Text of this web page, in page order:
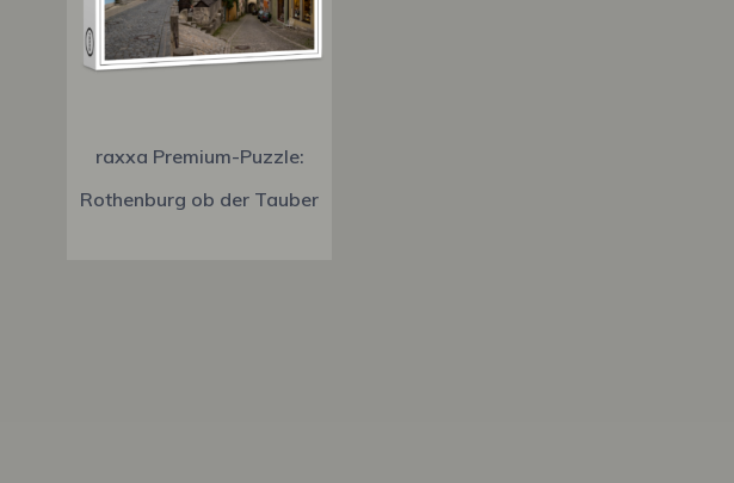
raxxa Premium-Puzzle:
Rothenburg ob der Tauber